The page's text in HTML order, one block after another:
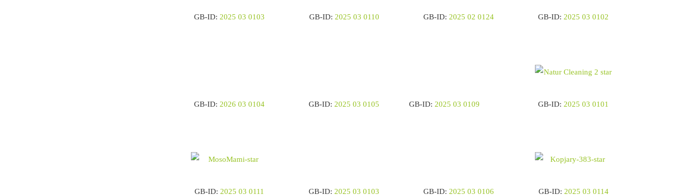
GB-ID: 2025 03 0103 GB-ID: 2025 03 0110 GB-ID: 2025 02 0124 GB-ID: 2025 03 0102
GB-ID: 2026 03 0104 GB-ID: 2025 03 0105 GB-ID: 2025 03 0109 GB-ID: 2025 03 0101
GB-ID: 2025 03 0111 GB-ID: 2025 03 0103 GB-ID: 2025 03 0106 GB-ID: 2025 03 0114